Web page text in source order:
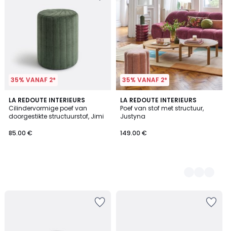
35% VANAF 2*
LA REDOUTE INTERIEURS
Cilindervormige poef van
doorgestikte structuurstof, Jimi
85.00 €
35% VANAF 2*
LA REDOUTE INTERIEURS
Poef van stof met structuur,
Justyna
149.00 €
2
Kleuren